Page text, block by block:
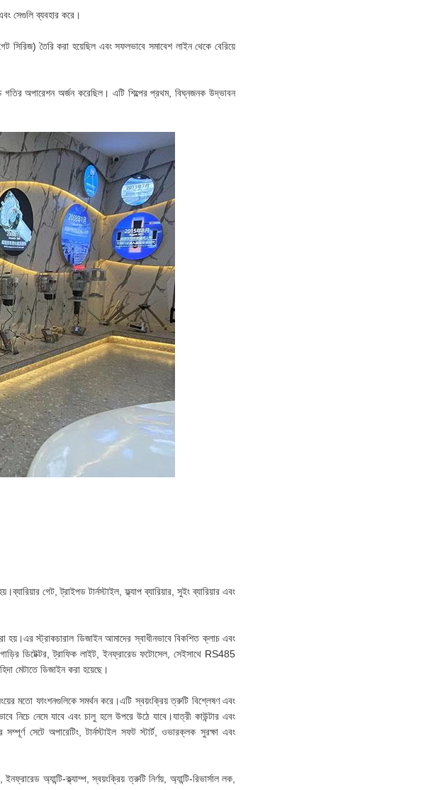
সেগুলি ব্যবহার করে।
সিরিজ) তৈরি করা হয়েছিল এবং সফলভাবে সমাবেশ লাইন থেকে বেরিয়ে
অপারেশন অর্জন করেছিল। এটি শিল্পের প্রথম, বিঘ্নজনক উদ্ভাবন
গেট, ট্রাইপড টার্নস্টাইল, ফ্ল্যাপ ব্যারিয়ার, সুইং ব্যারিয়ার এবং
হয়।এর স্ট্রাকচারাল ডিজাইন আমাদের স্বাধীনভাবে বিকশিত ক্লাচ এবং
ডিটেক্টর, ট্রাফিক লাইট, ইনফ্রারেড ফটোসেল, সেইসাথে RS485
মেটাতে ডিজাইন করা হয়েছে।
মতো ফাংশনগুলিকে সমর্থন করে।এটি স্বয়ংক্রিয় ত্রুটি বিশ্লেষণ এবং
নিচে নেমে যাবে এবং চালু হলে উপরে উঠে যাবে।যাত্রী কাউন্টার এবং
সেটে অপারেটিং, টার্নস্টাইল সফট স্টার্ট, ওভারক্লক সুরক্ষা এবং
অ্যান্টি-ক্ল্যাম্প, স্বয়ংক্রিয় ত্রুটি নির্ণয়, অ্যান্টি-রিভার্সাল লক,